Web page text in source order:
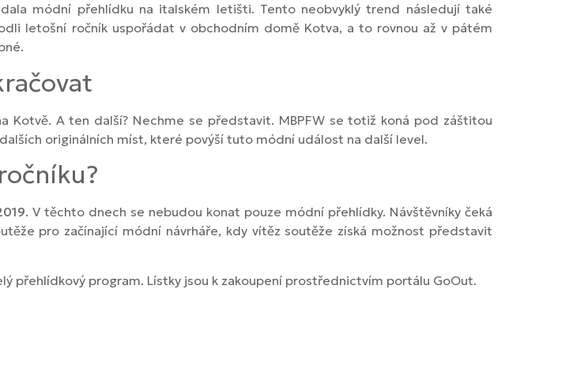
módní přehlídku na italském letišti. Tento neobvyklý trend následují také
letošní ročník uspořádat v obchodním domě Kotva, a to rovnou až v pátém
Kotvě. A ten další? Nechme se představit. MBPFW se totiž koná pod záštitou
originálních míst, které povýší tuto módní událost na další level.
. V těchto dnech se nebudou konat pouze módní přehlídky. Návštěvníky čeká
pro začínající módní návrháře, kdy vítěz soutěže získá možnost představit
přehlídkový program. Lístky jsou k zakoupení prostřednictvím portálu GoOut.